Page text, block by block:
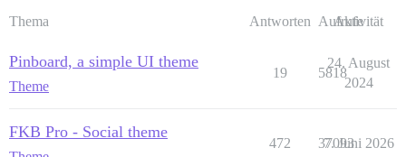
Thema Antworten Aufrufe
Aktivität
Pinboard, a simple UI theme
Theme
19 5818
24. August
2024
FKB Pro - Social theme
472 37093
7. Juni 2026